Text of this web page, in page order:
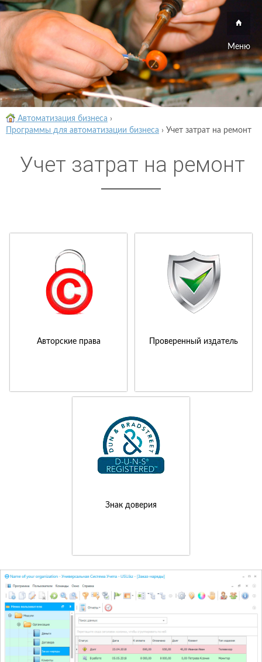
Меню
Автоматизация бизнеса ›
Программы для автоматизации бизнеса › Учет затрат на ремонт
Учет затрат на ремонт
Авторские права Проверенный издатель
Знак доверия